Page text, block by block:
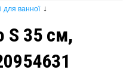
для ванної ↓
S 35 см,